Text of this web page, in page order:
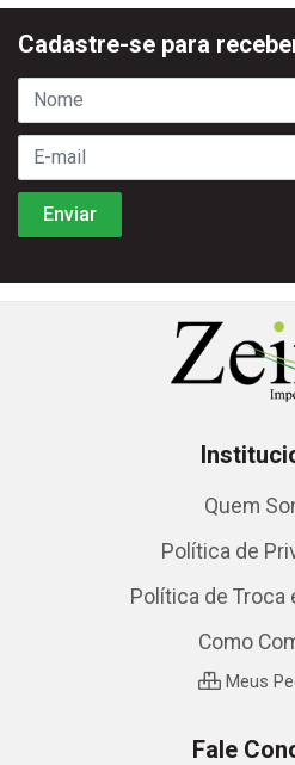
Cadastre-se para
Quem
Política de
Política de Troca
Como
Meus
Fale